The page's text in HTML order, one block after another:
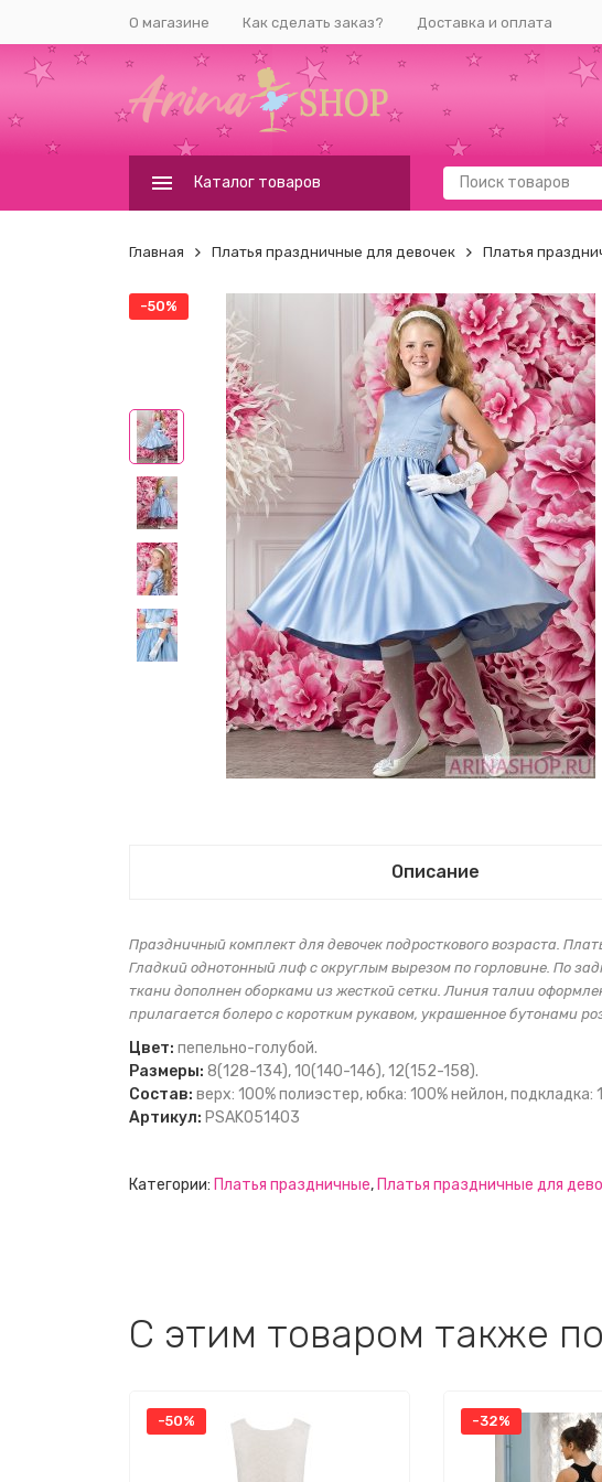
О магазине Как сделать заказ? Доставка и оплата
Каталог товаров
Главная Платья праздничные для девочек Платья
-50%
Описание
Праздничный комплект для девочек подросткового возраста.
Гладкий однотонный лиф с округлым вырезом по горловине. По
ткани дополнен оборками из жесткой сетки. Линия талии
прилагается болеро с коротким рукавом, украшенное бутонами
Цвет: пепельно-голубой.
Размеры: 8(128-134), 10(140-146), 12(152-158).
Состав: верх: 100% полиэстер, юбка: 100% нейлон,
Артикул: PSAK051403
Категории: Платья праздничные, Платья праздничные для
C этим товаром также
-50% -32%